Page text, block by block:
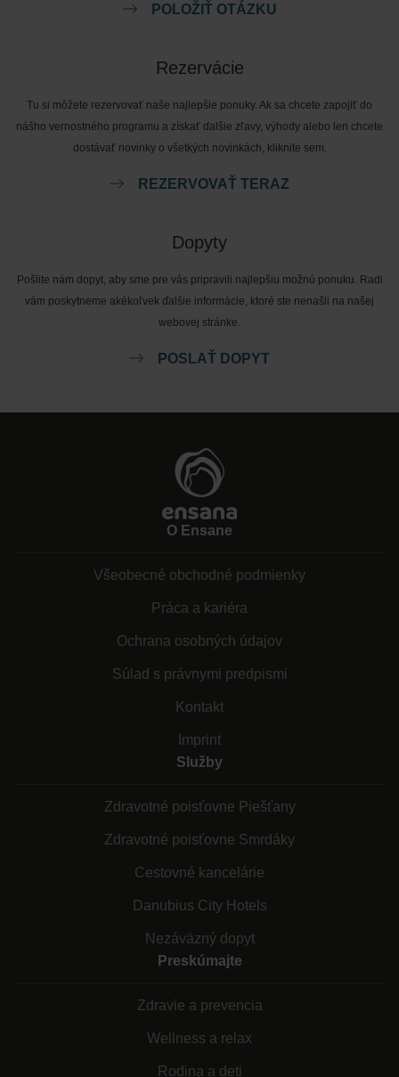
POLOŽIŤ OTÁZKU
Rezervácie
Tu si môžete rezervovať naše najlepšie ponuky. Ak sa chcete zapojiť do
nášho vernostného programu a získať ďalšie zľavy, výhody alebo len chcete
dostávať novinky o všetkých novinkách, kliknite sem.
REZERVOVAŤ TERAZ
Dopyty
Pošlite nám dopyt, aby sme pre vás pripravili najlepšiu možnú ponuku. Radi
vám poskytneme akékoľvek ďalšie informácie, ktoré ste nenašli na našej
webovej stránke.
POSLAŤ DOPYT
O Ensane
Všeobecné obchodné podmienky
Práca a kariéra
Ochrana osobných údajov
Súlad s právnymi predpismi
Kontakt
Imprint
Služby
Zdravotné poisťovne Piešťany
Zdravotné poisťovne Smrdáky
Cestovné kancelárie
Danubius City Hotels
Nezáväzný dopyt
Preskúmajte
Zdravie a prevencia
Wellness a relax
Rodina a deti